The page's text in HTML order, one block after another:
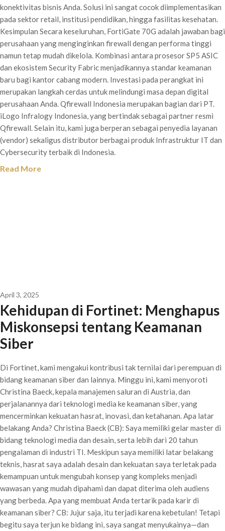
konektivitas bisnis Anda. Solusi ini sangat cocok diimplementasikan
pada sektor retail, institusi pendidikan, hingga fasilitas kesehatan.
Kesimpulan Secara keseluruhan, FortiGate 70G adalah jawaban bagi
perusahaan yang menginginkan firewall dengan performa tinggi
namun tetap mudah dikelola. Kombinasi antara prosesor SP5 ASIC
dan ekosistem Security Fabric menjadikannya standar keamanan
baru bagi kantor cabang modern. Investasi pada perangkat ini
merupakan langkah cerdas untuk melindungi masa depan digital
perusahaan Anda. Qfirewall Indonesia merupakan bagian dari PT.
iLogo Infralogy Indonesia, yang bertindak sebagai partner resmi
Qfirewall. Selain itu, kami juga berperan sebagai penyedia layanan
(vendor) sekaligus distributor berbagai produk Infrastruktur IT dan
Cybersecurity terbaik di Indonesia.
Read More
April 3, 2025
Kehidupan di Fortinet: Menghapus
Miskonsepsi tentang Keamanan
Siber
Di Fortinet, kami mengakui kontribusi tak ternilai dari perempuan di
bidang keamanan siber dan lainnya. Minggu ini, kami menyoroti
Christina Baeck, kepala manajemen saluran di Austria, dan
perjalanannya dari teknologi media ke keamanan siber, yang
mencerminkan kekuatan hasrat, inovasi, dan ketahanan. Apa latar
belakang Anda? Christina Baeck (CB): Saya memiliki gelar master di
bidang teknologi media dan desain, serta lebih dari 20 tahun
pengalaman di industri TI. Meskipun saya memiliki latar belakang
teknis, hasrat saya adalah desain dan kekuatan saya terletak pada
kemampuan untuk mengubah konsep yang kompleks menjadi
wawasan yang mudah dipahami dan dapat diterima oleh audiens
yang berbeda. Apa yang membuat Anda tertarik pada karir di
keamanan siber? CB: Jujur saja, itu terjadi karena kebetulan! Tetapi
begitu saya terjun ke bidang ini, saya sangat menyukainya—dan